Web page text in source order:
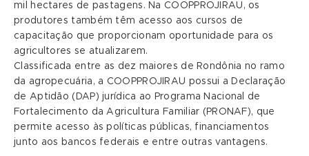
mil hectares de pastagens. Na COOPPROJIRAU, os
produtores também têm acesso aos cursos de
capacitação que proporcionam oportunidade para os
agricultores se atualizarem.
Classificada entre as dez maiores de Rondônia no ramo
da agropecuária, a COOPPROJIRAU possui a Declaração
de Aptidão (DAP) jurídica ao Programa Nacional de
Fortalecimento da Agricultura Familiar (PRONAF), que
permite acesso às políticas públicas, financiamentos
junto aos bancos federais e entre outras vantagens.